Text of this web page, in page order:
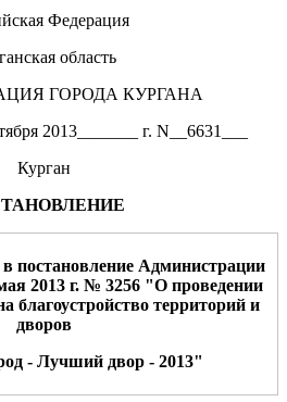
Федерация
область
ГОРОДА КУРГАНА
2013_______ г. N__6631___
Курган
постановление Администрации
2013 г. № 3256 "О проведении
благоустройство территорий и
дворов
- Лучший двор - 2013"